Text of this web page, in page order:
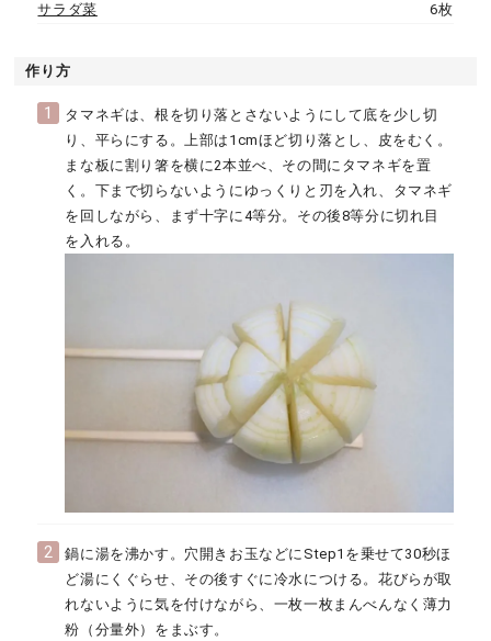
サラダ菜
6枚
作り方
1
タマネギは、根を切り落とさないようにして底を少し切
り、平らにする。上部は1cmほど切り落とし、皮をむく。
まな板に割り箸を横に2本並べ、その間にタマネギを置
く。下まで切らないようにゆっくりと刃を入れ、タマネギ
を回しながら、まず十字に4等分。その後8等分に切れ目
を入れる。
2
鍋に湯を沸かす。穴開きお玉などにStep1を乗せて30秒ほ
ど湯にくぐらせ、その後すぐに冷水につける。花びらが取
れないように気を付けながら、一枚一枚まんべんなく薄力
粉（分量外）をまぶす。